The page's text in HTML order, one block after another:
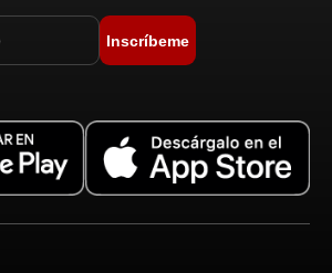
Inscríbeme